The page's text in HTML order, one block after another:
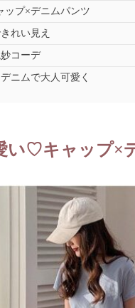
プ×デニムパンツ
れい見え
コーデ
ニムで大人可愛く
い♡キャップ×